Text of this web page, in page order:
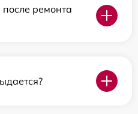
ремонта